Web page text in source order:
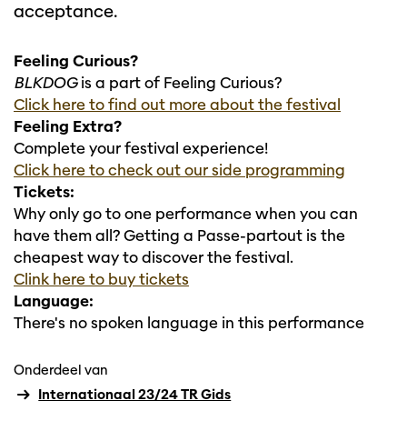
acceptance.
Feeling Curious?
BLKDOGis a part of Feeling Curious?
Click here to find out more about the festival
Feeling Extra?
Complete your festival experience!
Click here to check out our side programming
Tickets:
Why only go to one performance when you can
have them all? Getting a Passe-partout is the
cheapest way to discover the festival.
Clink here to buy tickets
Language:
There's no spoken language in this performance
Onderdeel van
Internationaal 23/24 TR Gids